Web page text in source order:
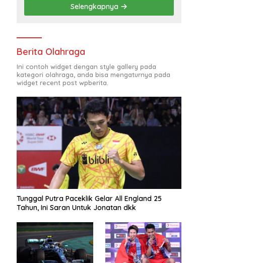
Selengkapnya
Berita Olahraga
Ini contoh widget dengan style gallery pada
kategori olahraga, anda bisa mengaturnya pada
widget recent post wpberita.
Tunggal Putra Paceklik Gelar All England 25
Tahun, Ini Saran Untuk Jonatan dkk